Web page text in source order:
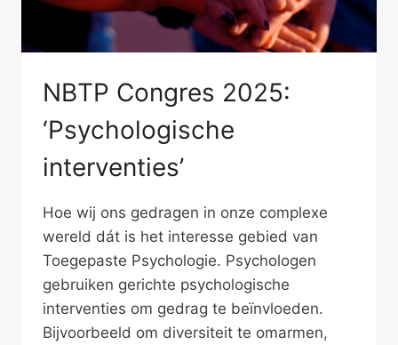
NBTP Congres 2025:
‘Psychologische
interventies’
Hoe wij ons gedragen in onze complexe
wereld dát is het interesse gebied van
Toegepaste Psychologie. Psychologen
gebruiken gerichte psychologische
interventies om gedrag te beïnvloeden.
Bijvoorbeeld om diversiteit te omarmen,